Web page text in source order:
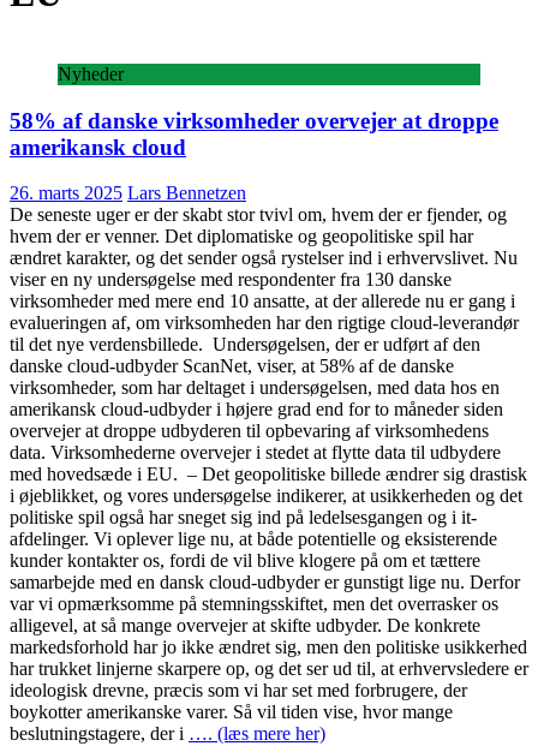
Nyheder
58% af danske virksomheder overvejer at droppe
amerikansk cloud
26. marts 2025 Lars Bennetzen
De seneste uger er der skabt stor tvivl om, hvem der er fjender, og
hvem der er venner. Det diplomatiske og geopolitiske spil har
ændret karakter, og det sender også rystelser ind i erhvervslivet. Nu
viser en ny undersøgelse med respondenter fra 130 danske
virksomheder med mere end 10 ansatte, at der allerede nu er gang i
evalueringen af, om virksomheden har den rigtige cloud-leverandør
til det nye verdensbillede. Undersøgelsen, der er udført af den
danske cloud-udbyder ScanNet, viser, at 58% af de danske
virksomheder, som har deltaget i undersøgelsen, med data hos en
amerikansk cloud-udbyder i højere grad end for to måneder siden
overvejer at droppe udbyderen til opbevaring af virksomhedens
data. Virksomhederne overvejer i stedet at flytte data til udbydere
med hovedsæde i EU. – Det geopolitiske billede ændrer sig drastisk
i øjeblikket, og vores undersøgelse indikerer, at usikkerheden og det
politiske spil også har sneget sig ind på ledelsesgangen og i it-
afdelinger. Vi oplever lige nu, at både potentielle og eksisterende
kunder kontakter os, fordi de vil blive klogere på om et tættere
samarbejde med en dansk cloud-udbyder er gunstigt lige nu. Derfor
var vi opmærksomme på stemningsskiftet, men det overrasker os
alligevel, at så mange overvejer at skifte udbyder. De konkrete
markedsforhold har jo ikke ændret sig, men den politiske usikkerhed
har trukket linjerne skarpere op, og det ser ud til, at erhvervsledere er
ideologisk drevne, præcis som vi har set med forbrugere, der
boykotter amerikanske varer. Så vil tiden vise, hvor mange
beslutningstagere, der i …. (læs mere her)